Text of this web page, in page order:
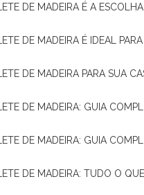
DE MADEIRA É A
DE MADEIRA É IDEAL
DE MADEIRA PARA SUA
DE MADEIRA: GUIA
DE MADEIRA: GUIA
DE MADEIRA: TUDO O